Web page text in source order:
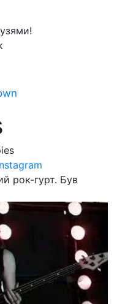
рок-гурт. Був